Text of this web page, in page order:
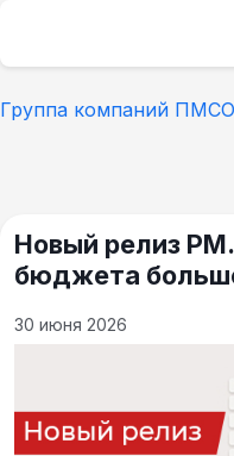
Группа компаний
Новый релиз
бюджета
30 июня 2026